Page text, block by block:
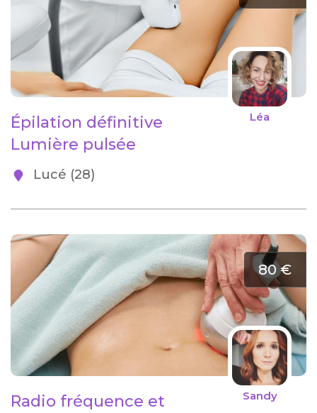
Léa
Épilation définitive
Lumière pulsée
Lucé (28)
80 €
Sandy
Radio fréquence et